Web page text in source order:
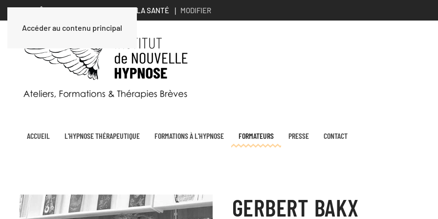
Accéder au contenu principal
VOUS ÊTES UN PROFESSIONNEL DE LA SANTÉ ∣ MODIFIER
ACCUEIL L'HYPNOSE THÉRAPEUTIQUE FORMATIONS À L'HYPNOSE FORMATEURS PRESSE CONTACT
GERBERT BAKX